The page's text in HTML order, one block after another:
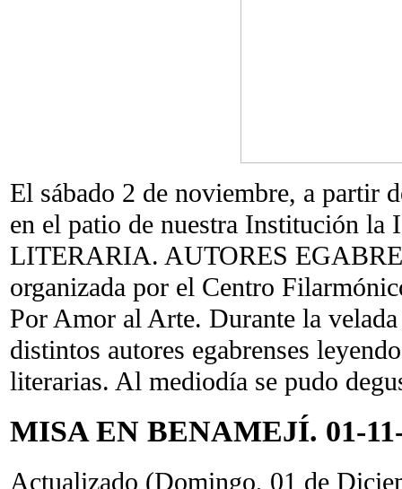
El sábado 2 de noviembre, a partir
en el patio de nuestra Institución
LITERARIA. AUTORES
organizada por el Centro
Por Amor al Arte. Durante la
distintos autores egabrenses
literarias. Al mediodía se pudo
MISA EN BENAMEJÍ. 01-
Actualizado (Domingo, 01 de